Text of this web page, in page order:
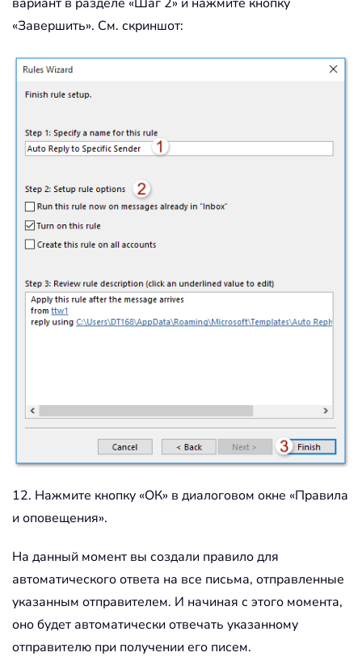
«Завершить». См. скриншот:
12. Нажмите кнопку «ОК» в диалоговом окне «Правила
и оповещения».
На данный момент вы создали правило для
автоматического ответа на все письма, отправленные
указанным отправителем. И начиная с этого момента,
оно будет автоматически отвечать указанному
отправителю при получении его писем.